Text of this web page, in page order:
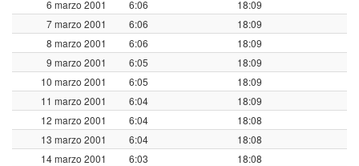
6 marzo 2001 6:06
18:09
7 marzo 2001
6:06
18:09
8 marzo 2001
6:06
18:09
9 marzo 2001
6:05
18:09
10 marzo 2001
6:05
18:09
11 marzo 2001
6:04
18:09
12 marzo 2001
6:04
18:08
13 marzo 2001
6:04
18:08
14 marzo 2001
6:03
18:08